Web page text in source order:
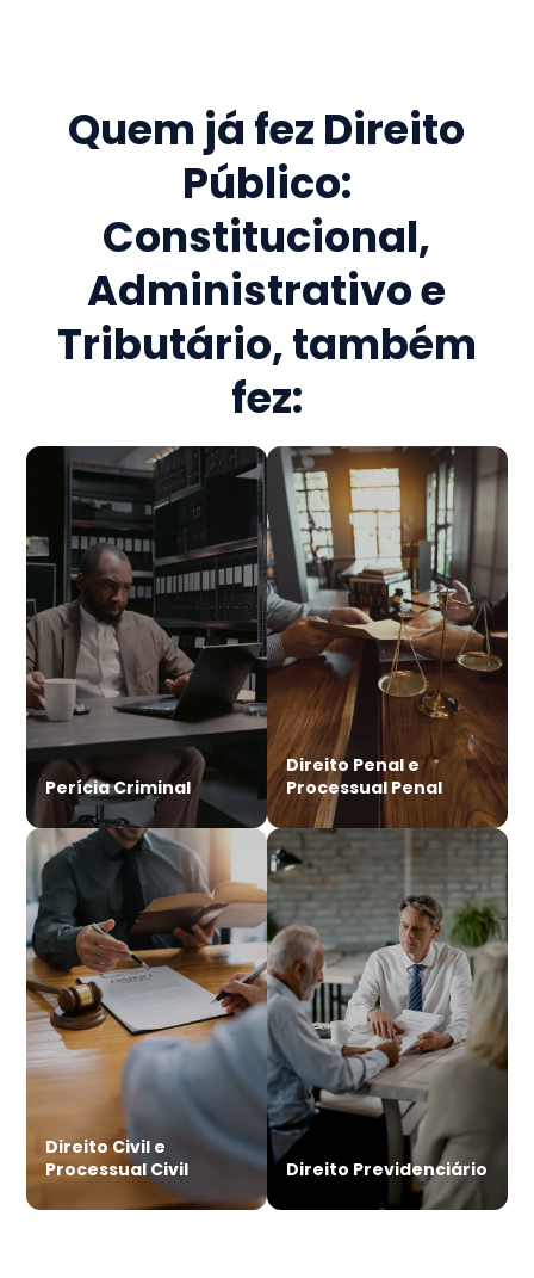
Quem já fez Direito
Público:
Constitucional,
Administrativo e
Tributário, também
fez:
Perícia Criminal
Direito Penal e
Processual Penal
Direito Civil e
Processual Civil
Direito Previdenciário